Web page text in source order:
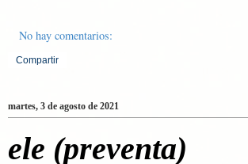
No hay comentarios:
Compartir
martes, 3 de agosto de 2021
ele (preventa)